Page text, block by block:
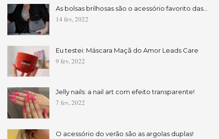
As bolsas brilhosas são o acessório favorito das…
14 fev, 2022
Eu testei: Máscara Maçã do Amor Leads Care
9 fev, 2022
Jelly nails: a nail art com efeito transparente!
7 fev, 2022
O acessório do verão são as argolas duplas!